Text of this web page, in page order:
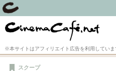
※本サイトはアフィリエイト広告を利用していま
スクープ